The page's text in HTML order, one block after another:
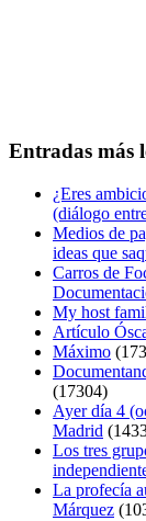
Entradas más
¿Eres
(diálogo
Medios de
ideas que
Carros de
My host
Artículo
Máximo
(17304)
Ayer día 4
Madrid
Los tres
La profecía
Márquez